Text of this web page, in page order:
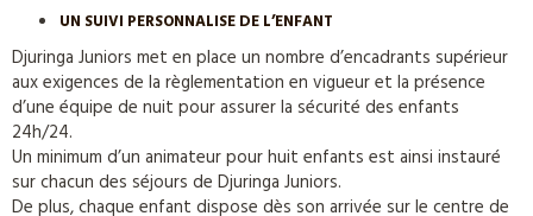
UN SUIVI PERSONNALISE DE L’ENFANT
Djuringa Juniors met en place un nombre d’encadrants supérieur
aux exigences de la règlementation en vigueur et la présence
d’une équipe de nuit pour assurer la sécurité des enfants
24h/24.
Un minimum d’un animateur pour huit enfants est ainsi instauré
sur chacun des séjours de Djuringa Juniors.
De plus, chaque enfant dispose dès son arrivée sur le centre de